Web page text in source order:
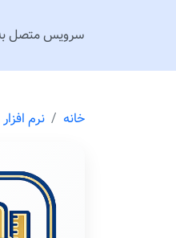
سرويس متصل به
خانه نرم